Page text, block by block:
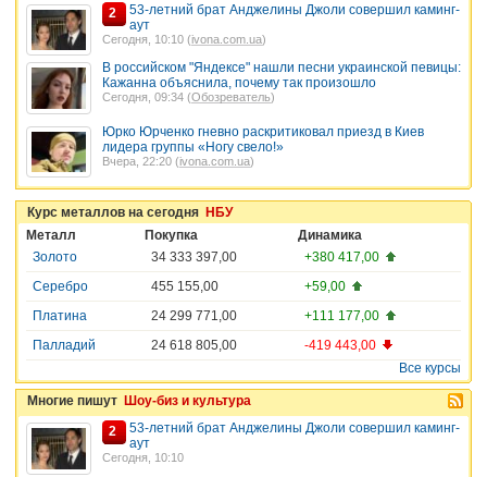
2
53-летний брат Анджелины Джоли совершил каминг-
аут
Сегодня, 10:10 (ivona.com.ua)
В российском "Яндексе" нашли песни украинской певицы:
Кажанна объяснила, почему так произошло
Сегодня, 09:34 (Обозреватель)
Юрко Юрченко гневно раскритиковал приезд в Киев
лидера группы «Ногу свело!»
Вчера, 22:20 (ivona.com.ua)
Курс металлов на сегодня НБУ
Металл
Покупка
Динамика
Золото
34 333 397,00
+380 417,00
Серебро
455 155,00
+59,00
Платина
24 299 771,00
+111 177,00
Палладий
24 618 805,00
-419 443,00
Все курсы
Многие пишут Шоу-биз и культура
2
53-летний брат Анджелины Джоли совершил каминг-
аут
Сегодня, 10:10